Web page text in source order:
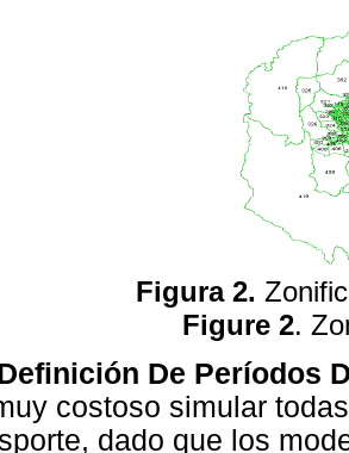
Figura 2.
Figure 2.
De Períodos
costoso simular
dado que los